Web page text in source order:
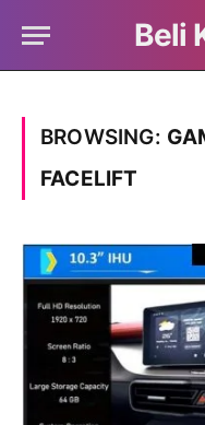
Beli
BROWSING:
FACELIFT